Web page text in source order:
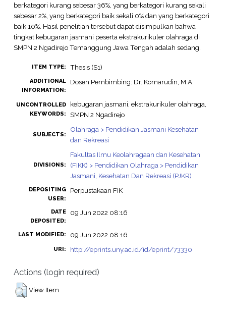
berkategori kurang sebesar 36%, yang berkategori kurang sekali
sebesar 2%, yang berkategori baik sekali 0% dan yang berkategori
baik 10%. Hasil penelitian tersebut dapat disimpulkan bahwa
tingkat kebugaran jasmani peserta ekstrakurikuler olahraga di
SMPN 2 Ngadirejo Temanggung Jawa Tengah adalah sedang.
ITEM TYPE: Thesis (S1)
ADDITIONAL
INFORMATION:
Dosen Pembimbing: Dr. Komarudin, M.A.
UNCONTROLLED
KEYWORDS:
kebugaran jasmani, ekstrakurikuler olahraga,
SMPN 2 Ngadirejo
SUBJECTS:
Olahraga > Pendidikan Jasmani Kesehatan
dan Rekreasi
DIVISIONS:
Fakultas Ilmu Keolahragaan dan Kesehatan
(FIKK) > Pendidikan Olahraga > Pendidikan
Jasmani, Kesehatan Dan Rekreasi (PJKR)
DEPOSITING
USER:
Perpustakaan FIK
DATE
DEPOSITED:
09 Jun 2022 08:16
LAST MODIFIED: 09 Jun 2022 08:16
URI: http://eprints.uny.ac.id/id/eprint/73330
Actions (login required)
View Item